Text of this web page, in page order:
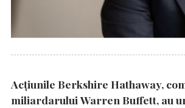
Acțiunile Berkshire Hathaway,
miliardarului Warren Buffett, au